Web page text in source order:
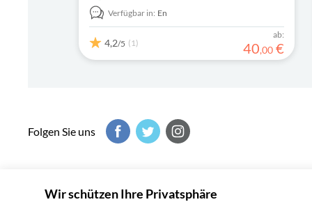
einem Tag!
Verfügbar in: En
4,2/5 (1)
ab:
40,00 €
Folgen Sie uns